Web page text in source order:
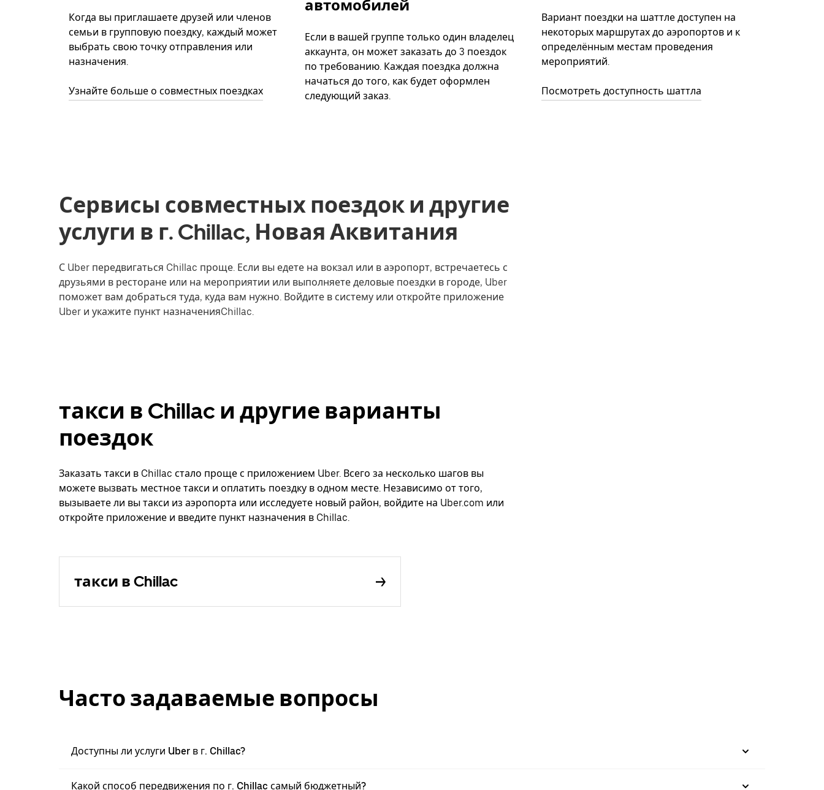
Когда вы приглашаете друзей или членов
семьи в групповую поездку, каждый может
выбрать свою точку отправления или
назначения.
Узнайте больше о совместных поездках
автомобилей
Если в вашей группе только один владелец
аккаунта, он может заказать до 3 поездок
по требованию. Каждая поездка должна
начаться до того, как будет оформлен
следующий заказ.
Вариант поездки на шаттле доступен на
некоторых маршрутах до аэропортов и к
определённым местам проведения
мероприятий.
Посмотреть доступность шаттла
Сервисы совместных поездок и другие
услуги в г. Chillac, Новая Аквитания
С Uber передвигаться Chillac проще. Если вы едете на вокзал или в аэропорт, встречаетесь с
друзьями в ресторане или на мероприятии или выполняете деловые поездки в городе, Uber
поможет вам добраться туда, куда вам нужно. Войдите в систему или откройте приложение
Uber и укажите пункт назначенияChillac.
такси в Chillac и другие варианты
поездок
Заказать такси в Chillac стало проще с приложением Uber. Всего за несколько шагов вы
можете вызвать местное такси и оплатить поездку в одном месте. Независимо от того,
вызываете ли вы такси из аэропорта или исследуете новый район, войдите на Uber.com или
откройте приложение и введите пункт назначения в Chillac.
такси в Chillac
Часто задаваемые вопросы
Доступны ли услуги Uber в г. Chillac?
Какой способ передвижения по г. Chillac самый бюджетный?